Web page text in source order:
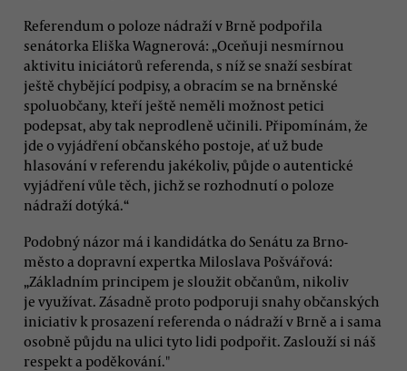
Referendum o poloze nádraží v Brně podpořila
senátorka Eliška Wagnerová: „Oceňuji nesmírnou
aktivitu iniciátorů referenda, s níž se snaží sesbírat
ještě chybějící podpisy, a obracím se na brněnské
spoluobčany, kteří ještě neměli možnost petici
podepsat, aby tak neprodleně učinili. Připomínám, že
jde o vyjádření občanského postoje, ať už bude
hlasování v referendu jakékoliv, půjde o autentické
vyjádření vůle těch, jichž se rozhodnutí o poloze
nádraží dotýká.“
Podobný názor má i kandidátka do Senátu za Brno-
město a dopravní expertka Miloslava Pošvářová:
„Základním principem je sloužit občanům, nikoliv
je využívat. Zásadně proto podporuji snahy občanských
iniciativ k prosazení referenda o nádraží v Brně a i sama
osobně půjdu na ulici tyto lidi podpořit. Zaslouží si náš
respekt a poděkování."